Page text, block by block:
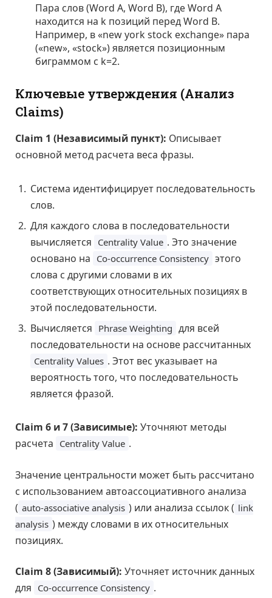
Пара слов (Word A, Word B), где Word A
находится на k позиций перед Word B.
Например, в «new york stock exchange» пара
(«new», «stock») является позиционным
биграммом с k=2.
Ключевые утверждения (Анализ
Claims)
Claim 1 (Независимый пункт): Описывает
основной метод расчета веса фразы.
Система идентифицирует последовательность
слов.
Для каждого слова в последовательности
вычисляется Centrality Value . Это значение
основано на Co-occurrence Consistency этого
слова с другими словами в их
соответствующих относительных позициях в
этой последовательности.
Вычисляется Phrase Weighting для всей
последовательности на основе рассчитанных
Centrality Values . Этот вес указывает на
вероятность того, что последовательность
является фразой.
Claim 6 и 7 (Зависимые): Уточняют методы
расчета Centrality Value .
Значение центральности может быть рассчитано
с использованием автоассоциативного анализа
( auto-associative analysis ) или анализа ссылок ( link
analysis ) между словами в их относительных
позициях.
Claim 8 (Зависимый): Уточняет источник данных
для Co-occurrence Consistency .